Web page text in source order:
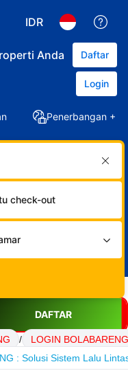
IDR
Anda Daftar
Login
Penerbangan +
check-out
DAFTAR
/
LOGIN BOLABARENG
: Solusi Sistem Lalu